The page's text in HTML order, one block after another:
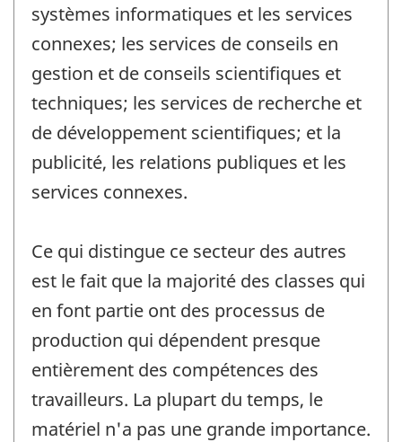
systèmes informatiques et les services
connexes; les services de conseils en
gestion et de conseils scientifiques et
techniques; les services de recherche et
de développement scientifiques; et la
publicité, les relations publiques et les
services connexes.
Ce qui distingue ce secteur des autres
est le fait que la majorité des classes qui
en font partie ont des processus de
production qui dépendent presque
entièrement des compétences des
travailleurs. La plupart du temps, le
matériel n'a pas une grande importance.